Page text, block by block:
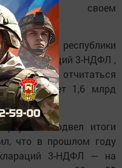
в своем
жители республики
деклараций 3-НДФЛ ,
обязанных отчитаться
в бюджет 1,6 млрд
подвел итоги
что в прошлом году
3-НДФЛ — на